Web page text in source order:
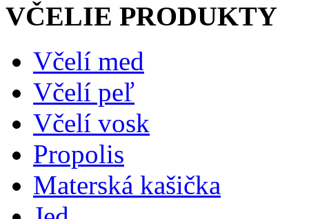
VČELIE PRODUKTY
Včelí med
Včelí peľ
Včelí vosk
Propolis
Materská kašička